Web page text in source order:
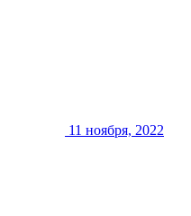
11 ноября, 2022